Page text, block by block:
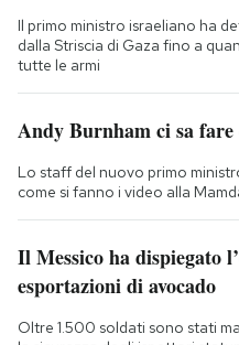
Il primo ministro israeliano ha
dalla Striscia di Gaza fino a
tutte le armi
Andy Burnham ci sa fare
Lo staff del nuovo primo
come si fanno i video alla
Il Messico ha dispiegato
esportazioni di avocado
Oltre 1.500 soldati sono stati